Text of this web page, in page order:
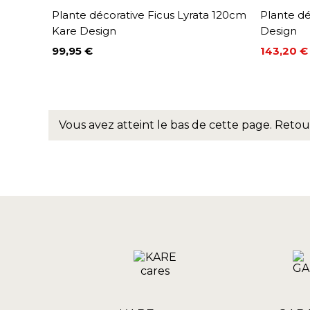
Plante décorative Ficus Lyrata 120cm
Kare Design
Prix
99,95 €
Plante
Design
Prix
143,20 €
Prix de
Vous avez atteint le bas de cette page.